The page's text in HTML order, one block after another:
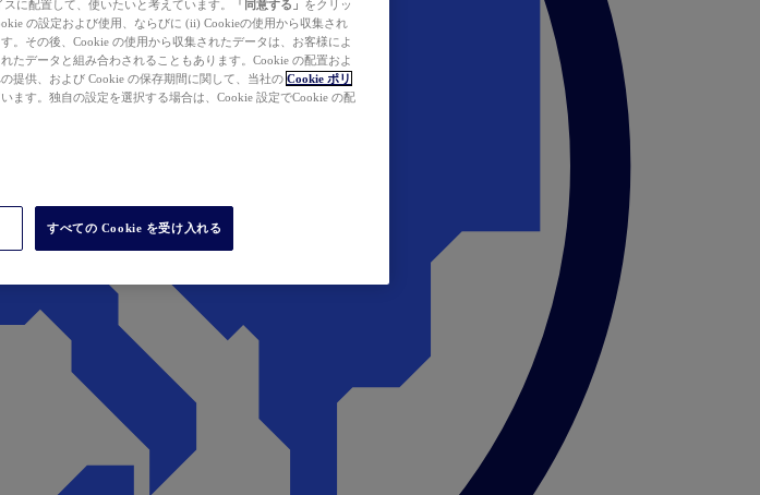
に配置して、使いたいと考えています。
「同意する」 をクリッ
の設定および使用、ならびに (ii) Cookieの使用から収集され
。その後、Cookie の使用から収集されたデータは、お客様によ
たデータと組み合わされることもあります。Cookie の配置およ
提供、および Cookie の保存期間に関して、当社の Cookie ポリ
ます。独自の設定を選択する場合は、Cookie 設定でCookie の配
すべての Cookie を受け入れる